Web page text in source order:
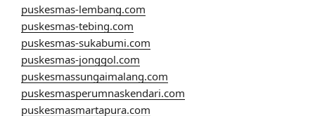
puskesmas-lembang.com
puskesmas-tebing.com
puskesmas-sukabumi.com
puskesmas-jonggol.com
puskesmassungaimalang.com
puskesmasperumnaskendari.com
puskesmasmartapura.com